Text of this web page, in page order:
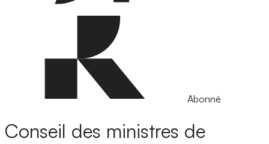
Abonné
Conseil des ministres de